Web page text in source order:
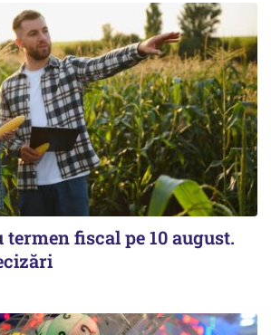
fiscal pe 10 august.